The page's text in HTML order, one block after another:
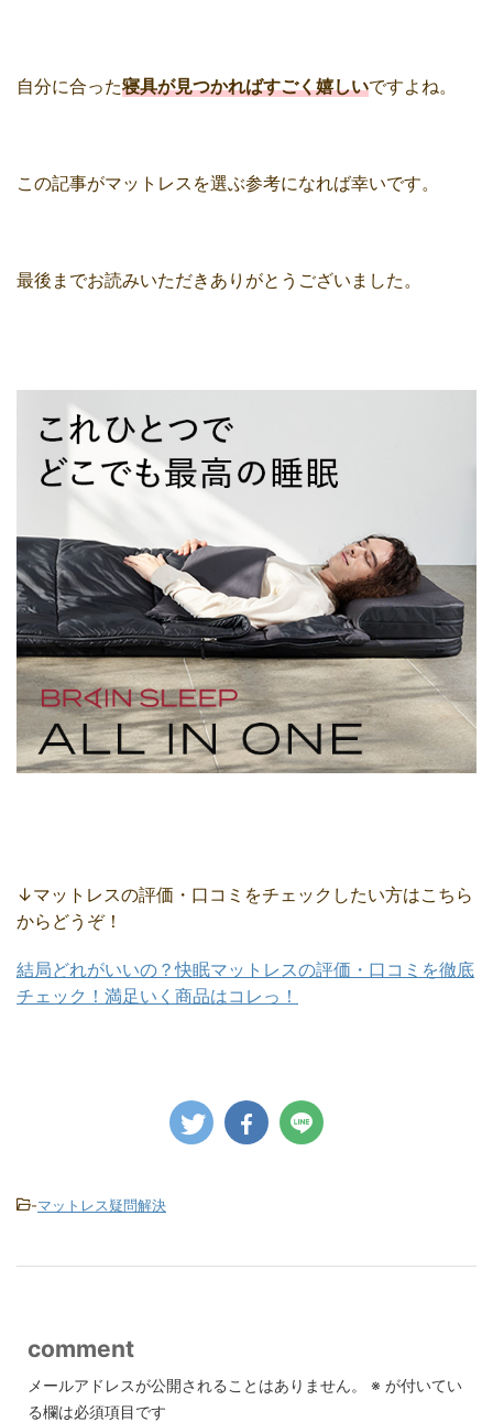
自分に合った寝具が見つかればすごく嬉しいですよね。
この記事がマットレスを選ぶ参考になれば幸いです。
最後までお読みいただきありがとうございました。
↓マットレスの評価・口コミをチェックしたい方はこちら
からどうぞ！
結局どれがいいの？快眠マットレスの評価・口コミを徹底
チェック！満足いく商品はコレっ！
-マットレス疑問解決
comment
メールアドレスが公開されることはありません。 ※ が付いてい
る欄は必須項目です